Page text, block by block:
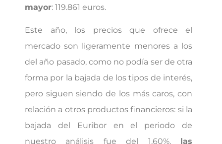
mayor: 119.861 euros.
Este año, los precios que ofrece el
mercado son ligeramente menores a los
del año pasado, como no podía ser de otra
forma por la bajada de los tipos de interés,
pero siguen siendo de los más caros, con
relación a otros productos financieros: si la
bajada del Euribor en el periodo de
nuestro análisis fue del 1,60%, las